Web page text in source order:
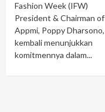
Fashion Week (IFW)
President & Chairman of
Appmi, Poppy Dharsono,
kembali menunjukkan
komitmennya dalam...